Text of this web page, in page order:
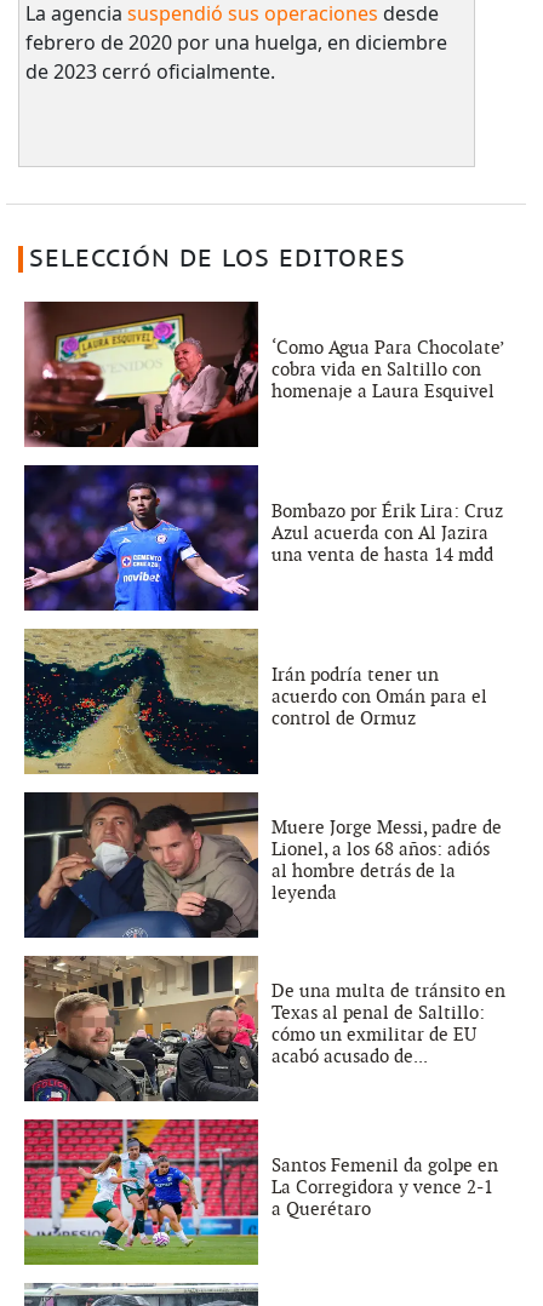
La agencia suspendió sus operaciones desde
febrero de 2020 por una huelga, en diciembre
de 2023 cerró oficialmente.
SELECCIÓN DE LOS EDITORES
‘Como Agua Para Chocolate’
cobra vida en Saltillo con
homenaje a Laura Esquivel
Bombazo por Érik Lira: Cruz
Azul acuerda con Al Jazira
una venta de hasta 14 mdd
Irán podría tener un
acuerdo con Omán para el
control de Ormuz
Muere Jorge Messi, padre de
Lionel, a los 68 años: adiós
al hombre detrás de la
leyenda
De una multa de tránsito en
Texas al penal de Saltillo:
cómo un exmilitar de EU
acabó acusado de...
Santos Femenil da golpe en
La Corregidora y vence 2-1
a Querétaro